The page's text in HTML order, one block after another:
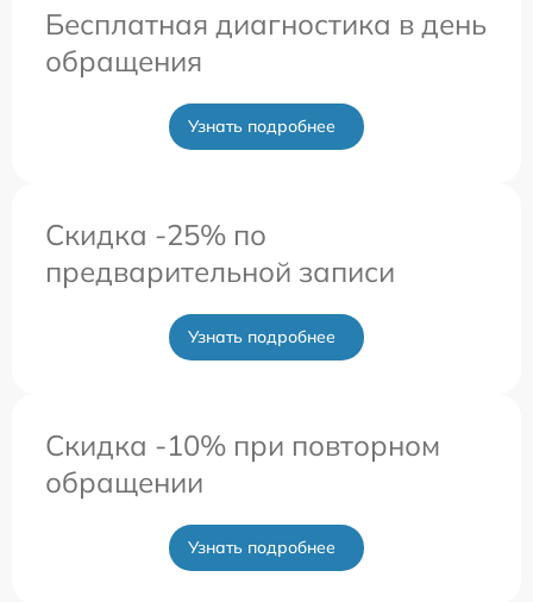
Бесплатная диагностика в день
обращения
Узнать подробнее
Скидка -25% по
предварительной записи
Узнать подробнее
Скидка -10% при повторном
обращении
Узнать подробнее